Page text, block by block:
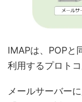
IMAPは、POPと
利用するプロトコ
メールサーバー